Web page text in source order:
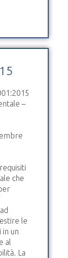
–
che
le
un
al
La